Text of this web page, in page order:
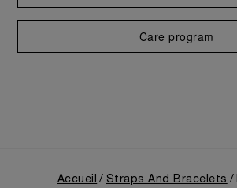
Care program
Accueil Straps And Bracelets